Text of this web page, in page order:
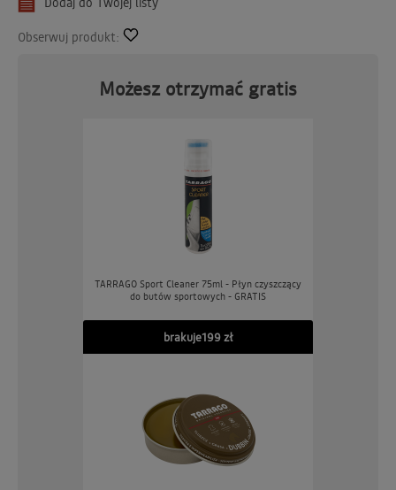
Obserwuj produkt:
Możesz otrzymać gratis
TARRAGO Sport Cleaner 75ml - Płyn czyszczący
do butów sportowych - GRATIS
brakuje199 zł